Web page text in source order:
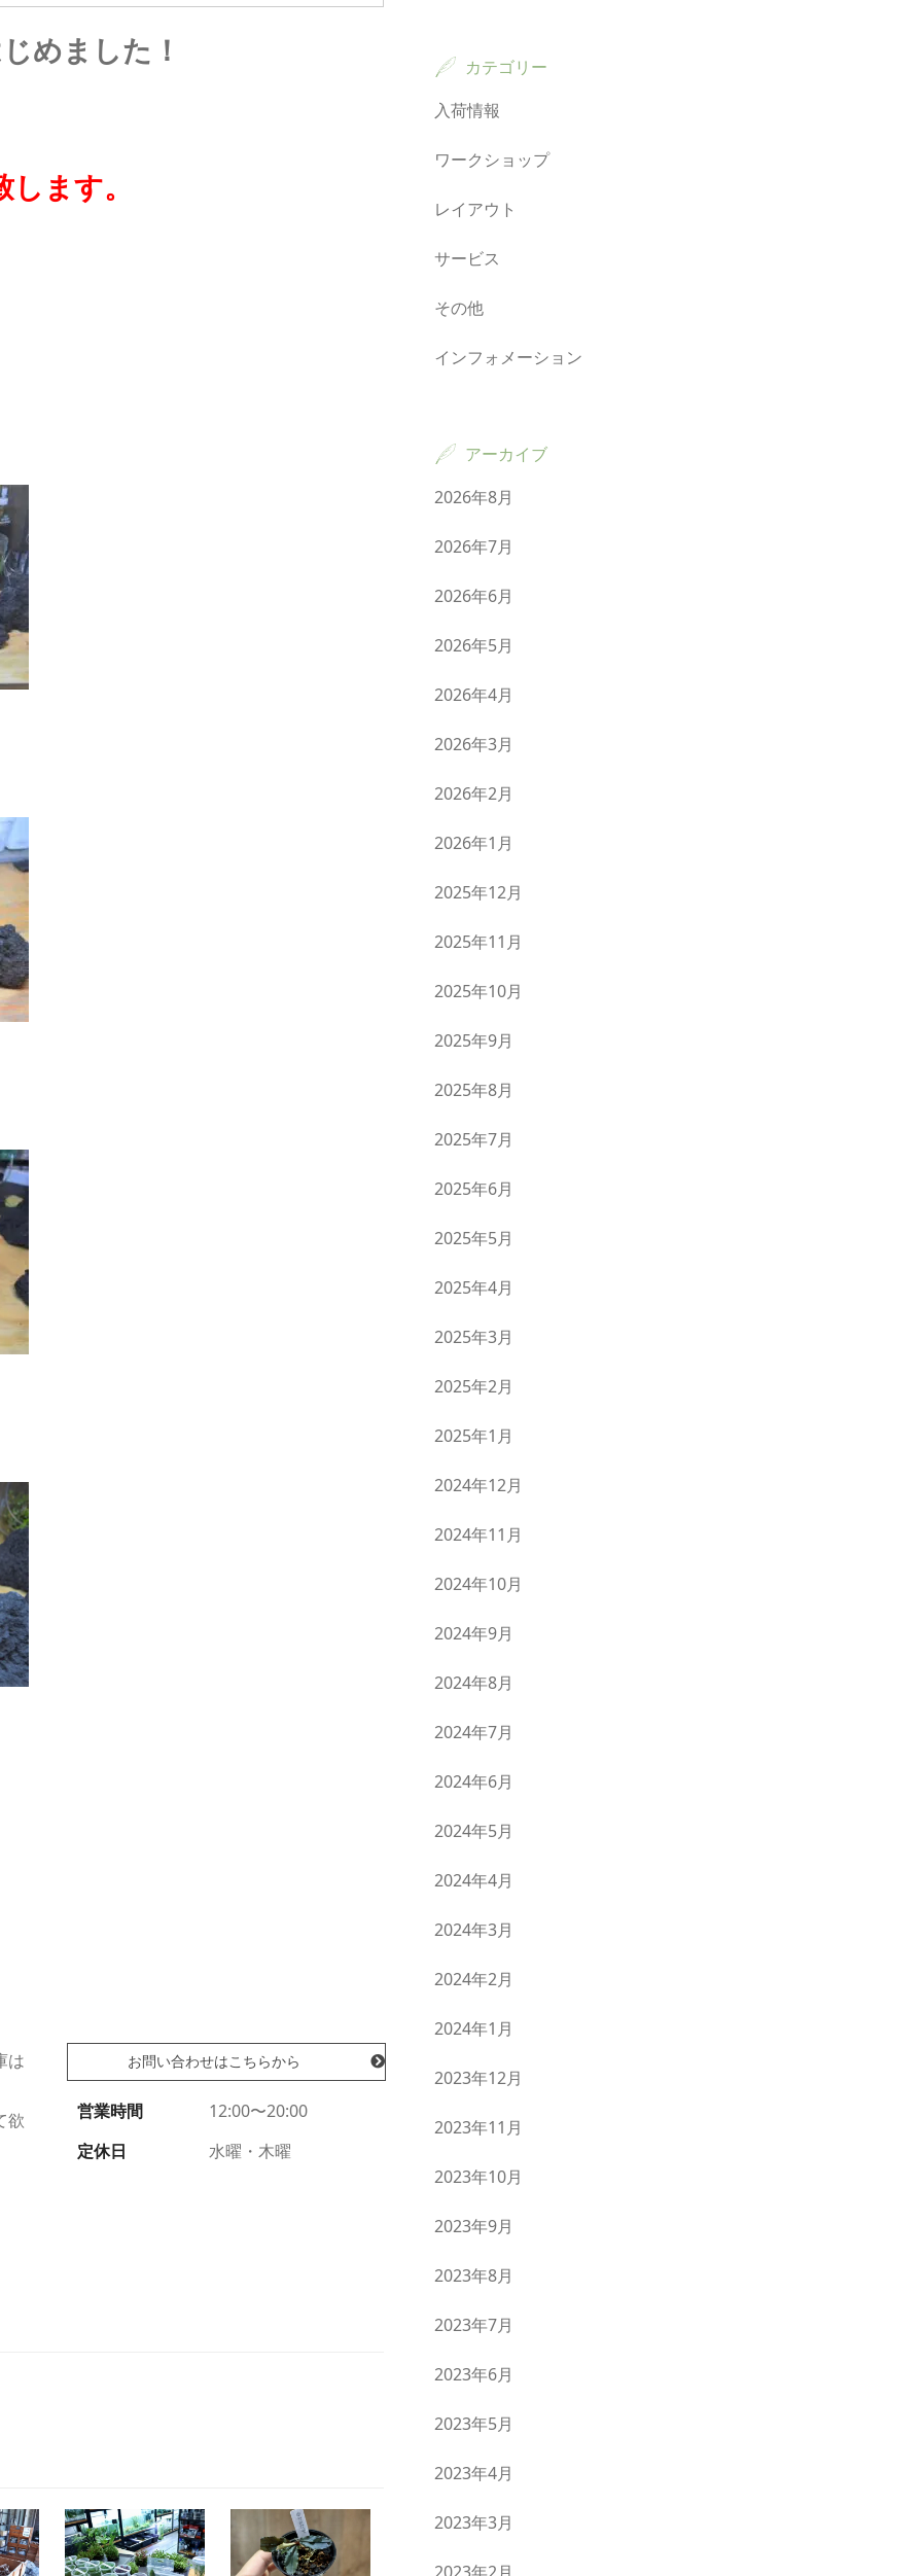
めました！
ます。
は
欲
お問い合わせはこちらから
営業時間
12:00〜20:00
定休日
水曜・木曜
カテゴリー
入荷情報
ワークショップ
レイアウト
サービス
その他
インフォメーション
アーカイブ
2026年8月
2026年7月
2026年6月
2026年5月
2026年4月
2026年3月
2026年2月
2026年1月
2025年12月
2025年11月
2025年10月
2025年9月
2025年8月
2025年7月
2025年6月
2025年5月
2025年4月
2025年3月
2025年2月
2025年1月
2024年12月
2024年11月
2024年10月
2024年9月
2024年8月
2024年7月
2024年6月
2024年5月
2024年4月
2024年3月
2024年2月
2024年1月
2023年12月
2023年11月
2023年10月
2023年9月
2023年8月
2023年7月
2023年6月
2023年5月
2023年4月
2023年3月